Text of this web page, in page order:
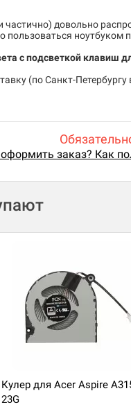
довольно
пользоваться ноутбуком
с подсветкой клавиш
(по Санкт-Петербургу
заказ? Как
Кулер для Acer Aspire
23G